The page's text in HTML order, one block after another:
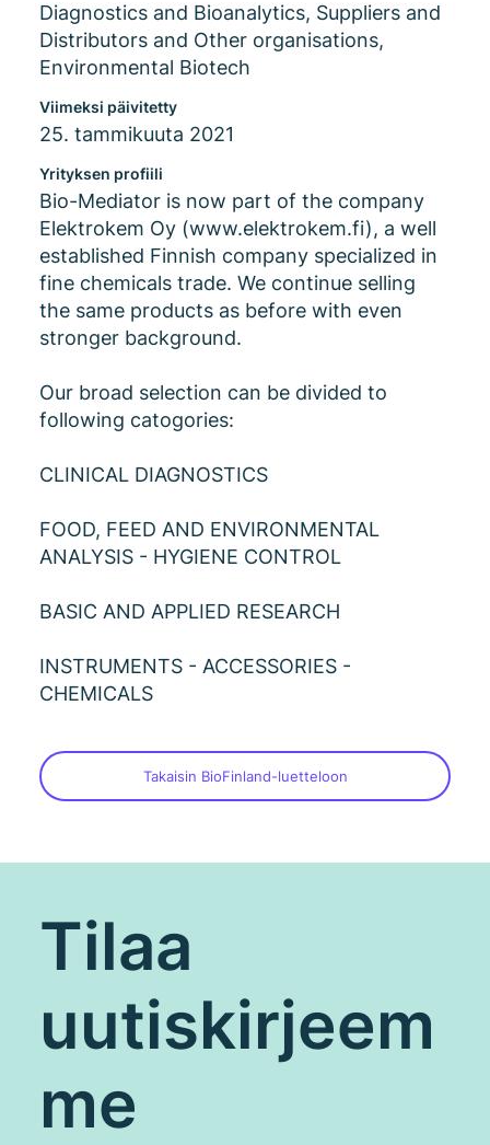
Diagnostics and Bioanalytics, Suppliers and
Distributors and Other organisations,
Environmental Biotech
Viimeksi päivitetty
25. tammikuuta 2021
Yrityksen profiili
Bio-Mediator is now part of the company
Elektrokem Oy (www.elektrokem.fi), a well
established Finnish company specialized in
fine chemicals trade. We continue selling
the same products as before with even
stronger background.
Our broad selection can be divided to
following catogories:
CLINICAL DIAGNOSTICS
FOOD, FEED AND ENVIRONMENTAL
ANALYSIS - HYGIENE CONTROL
BASIC AND APPLIED RESEARCH
INSTRUMENTS - ACCESSORIES -
CHEMICALS
Takaisin BioFinland-luetteloon
Tilaa
uutiskirjeem
me